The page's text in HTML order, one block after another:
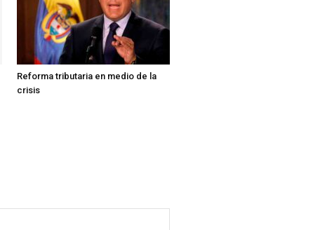
Reforma tributaria en medio de la
crisis